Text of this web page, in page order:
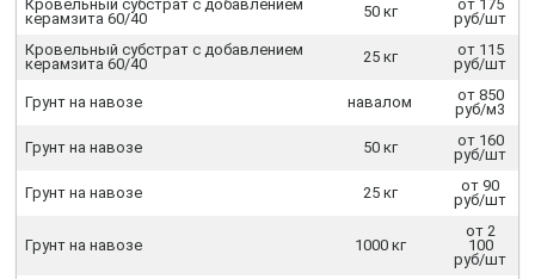
Кровельный субстрат с добавлением
керамзита 60/40
50 кг
от 175
руб/шт
Кровельный субстрат с добавлением
керамзита 60/40
25 кг
от 115
руб/шт
Грунт на навозе навалом
от 850
руб/м3
Грунт на навозе 50 кг
от 160
руб/шт
Грунт на навозе 25 кг
от 90
руб/шт
Грунт на навозе 1000 кг
от 2
100
руб/шт